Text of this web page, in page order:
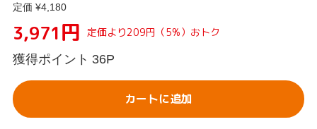
定価 ¥4,180
3,971円 定価より209円（5%）おトク
獲得ポイント 36P
カートに追加